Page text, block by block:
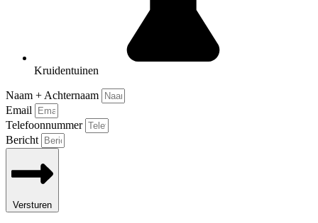
Kruidentuinen
Naam + Achternaam
Email
Telefoonnummer
Bericht
Versturen